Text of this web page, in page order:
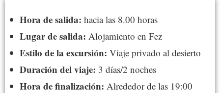
Hora de salida: hacia las 8.00 horas
Lugar de salida: Alojamiento en Fez
Estilo de la excursión: Viaje privado al desierto
Duración del viaje: 3 días/2 noches
Hora de finalización: Alrededor de las 19:00